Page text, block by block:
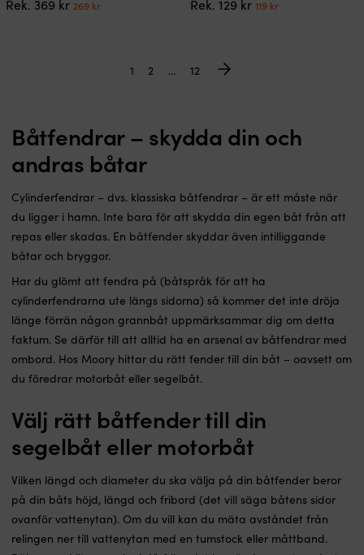
Rek. 369 kr 269 kr
269 kr.
Rek.129 kr 119 kr
1 2 … 12
Båtfendrar – skydda din och
andras båtar
Cylinderfendrar – dvs. klassiska båtfendrar – är ett måste när
du ligger i hamn. Inte bara för att skydda din egen båt från att
repas eller skadas. En båtfender skyddar även intilliggande
båtar och bryggor.
Har du glömt att fendra på (båtspråk för att ha
cylinderfendrarna ute längs sidorna) så kommer det inte dröja
länge förrän någon grannbåt uppmärksammar dig om detta
faktum. Se därför till att alltid ha en arsenal av båtfendrar med
ombord. Hos Moory hittar du rätt fender till din båt – oavsett om
du föredrar motorbåt eller segelbåt.
Välj rätt båtfender till din
segelbåt eller motorbåt
Vilken längd och diameter du ska välja på din båtfender beror
på din båts höjd, längd och fribord (det vill säga båtens sidor
ovanför vattenytan). Om du vill kan du mäta avståndet från
relingen ner till vattenytan med en tumstock eller måttband.